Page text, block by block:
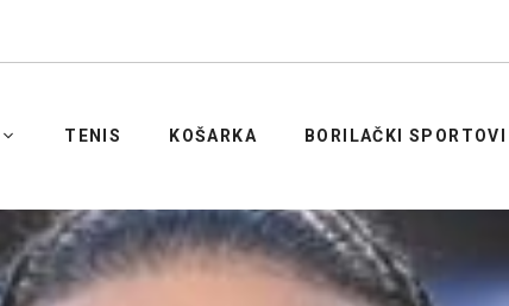
TENIS KOŠARKA BORILAČKI SPORTOVI